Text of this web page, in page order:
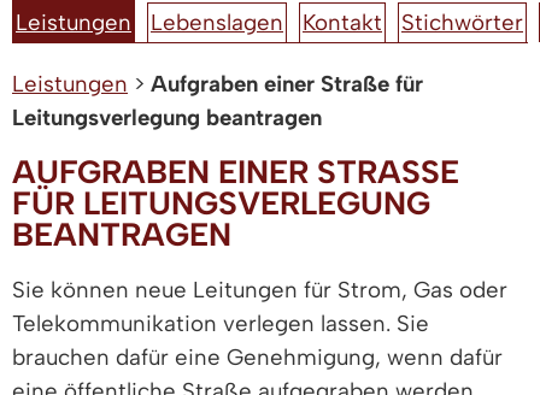
Leistungen Lebenslagen Kontakt Stichwörter
Leistungen > Aufgraben einer Straße für
Leitungsverlegung beantragen
AUFGRABEN EINER STRASSE F
ÜR LEITUNGSVERLEGUNG B
EANTRAGEN
Sie können neue Leitungen für Strom, Gas oder
Telekommunikation verlegen lassen. Sie
brauchen dafür eine Genehmigung, wenn dafür